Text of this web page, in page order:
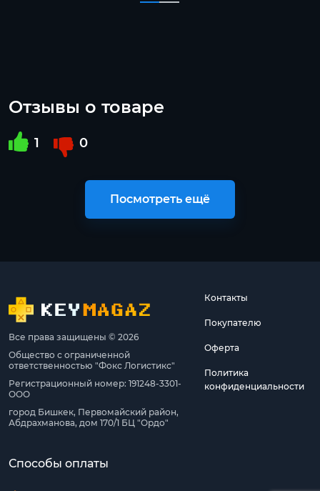
Отзывы о товаре
1 0
Посмотреть ещё
Все права защищены © 2026
Общество с ограниченной
ответственностью "Фокс Логистикс"
Регистрационный номер: 191248-3301-
ООО
город Бишкек, Первомайский район,
Абдрахманова, дом 170/1 БЦ "Ордо"
Контакты
Покупателю
Оферта
Политика
конфиденциальности
Способы оплаты